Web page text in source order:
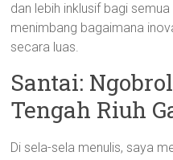
dan lebih inklusif bagi
menimbang bagaimana
secara luas.
Santai:
Tengah Riuh
Di sela-sela menulis, saya